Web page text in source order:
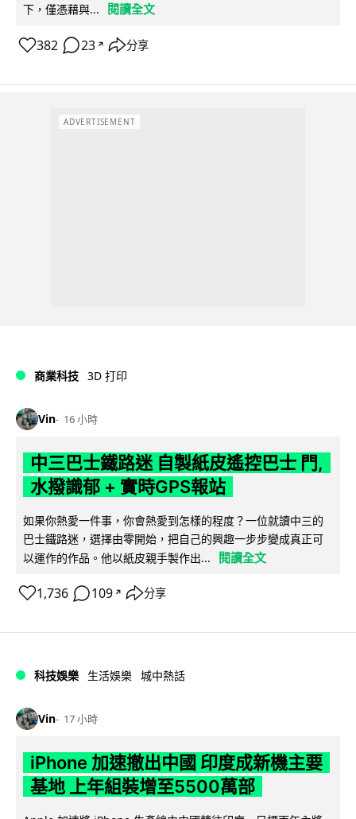
下，僅憑藉與...
閱讀全文
382 23 ↗ 分享
ADVERTISEMENT
商業科技 3D 打印
Vin 16 小時
中三巴士鐵路迷 自製紙皮遙控巴士 門,
水撥識郁 + 實時GPS報站
如果你熱愛一件事，你會熱愛到怎樣的程度？一位就讀中三的
巴士鐵路迷，選擇由零開始，把自己的興趣一步步變成真正可
以運作的作品。他以紙皮親手製作出...
閱讀全文
1,736 109 ↗ 分享
科技娛樂 生活娛樂 城中熱話
Vin 17 小時
iPhone 加速撤出中國 印度成新機主要
基地 上年組裝增至5500萬部